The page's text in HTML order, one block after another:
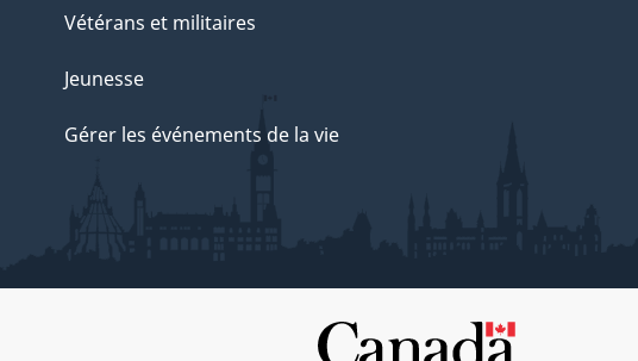
Vétérans et militaires
Jeunesse
Gérer les événements de la vie